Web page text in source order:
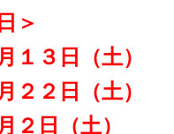
＞
１３日（土）
２２日（土）
２日（土）